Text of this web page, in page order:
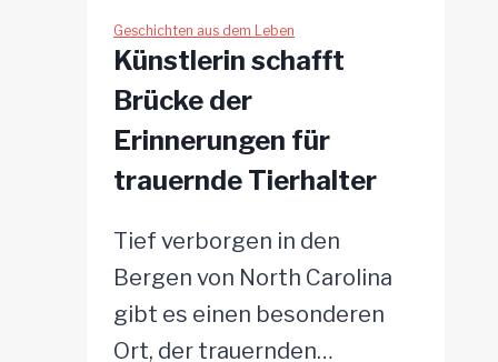
Glückseligkeit
Geschichten aus dem Leben
Künstlerin schafft
Brücke der
Erinnerungen für
trauernde Tierhalter
Tief verborgen in den
Bergen von North Carolina
gibt es einen besonderen
Ort, der trauernden…